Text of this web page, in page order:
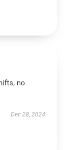
no
Dec 28, 2024